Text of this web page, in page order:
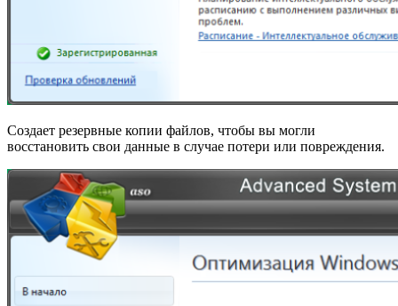
Создает резервные копии файлов, чтобы вы могли
восстановить свои данные в случае потери или повреждения.